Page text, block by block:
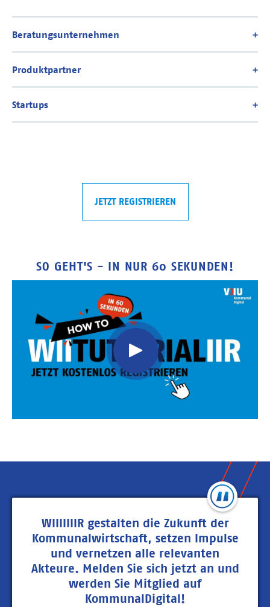
JETZT REGISTRIEREN
SO GEHT'S - IN NUR 60 SEKUNDEN!
WIIIIIIIR gestalten die Zukunft der
Kommunalwirtschaft, setzen Impulse
und vernetzen alle relevanten
Akteure. Melden Sie sich jetzt an und
werden Sie Mitglied auf
KommunalDigital!